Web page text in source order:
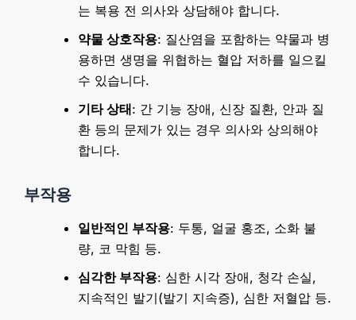
는 복용 전 의사와 상담해야 합니다.
약물 상호작용: 질산염을 포함하는 약물과 병
용하면 생명을 위협하는 혈압 저하를 일으킬
수 있습니다.
기타 상태: 간 기능 장애, 신장 질환, 안과 질
환 등의 문제가 있는 경우 의사와 상의해야
합니다.
부작용
일반적인 부작용: 두통, 얼굴 홍조, 소화 불
량, 코 막힘 등.
심각한 부작용: 심한 시각 장애, 청각 손실,
지속적인 발기(발기 지속증), 심한 저혈압 등.